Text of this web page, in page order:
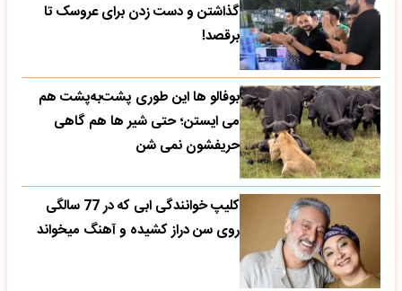
گذاشتن و دست زدن برای عروسک تا
برقصد!
بوفالو ها این‌ طوری پشت‌به‌پشت هم
می‌ ایستن؛ حتی شیر ها هم گاهی
حریفشون نمی‌ شن
کلیپ خوانندگی ابی که در 77 سالگی
روی سن دراز کشیده و آهنگ میخواند